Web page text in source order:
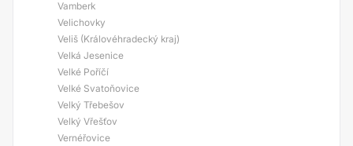
Vamberk
Velichovky
Veliš (Královéhradecký kraj)
Velká Jesenice
Velké Poříčí
Velké Svatoňovice
Velký Třebešov
Velký Vřešťov
Vernéřovice